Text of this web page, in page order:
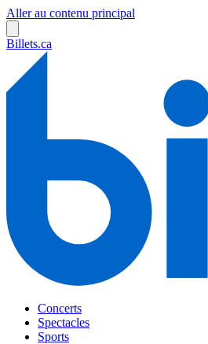
Aller au contenu principal
Billets.ca
Concerts
Spectacles
Sports